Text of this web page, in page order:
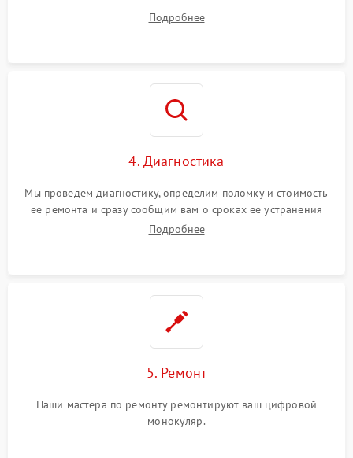
Подробнее
4. Диагностика
Мы проведем диагностику, определим поломку и стоимость
ее ремонта и сразу сообщим вам о сроках ее устранения
Подробнее
5. Ремонт
Наши мастера по ремонту ремонтируют ваш цифровой
монокуляр.